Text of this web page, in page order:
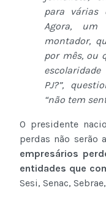
para várias
Agora, um
montador,
por mês, ou
PJ?”,
“não tem
O presidente
perdas não serão
empresários
entidades que
Sesi, Senac,